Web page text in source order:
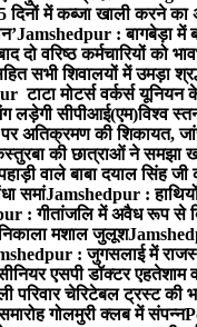
दिनों में कब्जा खाली करने का
Jamshedpur : बागबेड़ा में
वरिष्ठ कर्मचारियों को
सभी शिवालयों में उमड़ा
टाटा मोटर्स वर्कर्स
लड़ेगी सीपीआई(एम)विश्व
अतिक्रमण की शिकायत,
की छात्राओं ने समझा
वाले बाबा दयाल सिंह जी
समांJamshedpur :
: गीतांजलि में अवैध रूप से
मशाल जुलूश
: जुगसलाई में
एसपी डॉक्टर एहतेशाम
परिवार चेरिटेबल ट्रस्ट
गोलमुरी क्लब में संपन्न